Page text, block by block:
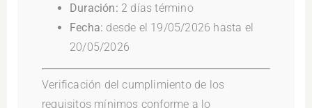
Duración: 2 días término
Fecha: desde el 19/05/2026 hasta el
20/05/2026
Verificación del cumplimiento de los
requisitos mínimos conforme a lo